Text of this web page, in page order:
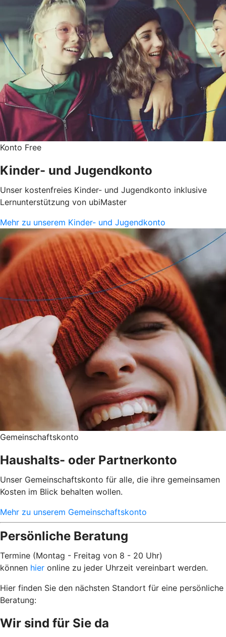
Konto Free
Kinder- und Jugendkonto
Unser kostenfreies Kinder- und Jugendkonto inklusive
Lernunterstützung von ubiMaster
Mehr zu unserem Kinder- und Jugendkonto
Gemeinschaftskonto
Haushalts- oder Partnerkonto
Unser Gemeinschaftskonto für alle, die ihre gemeinsamen
Kosten im Blick behalten wollen.
Mehr zu unserem Gemeinschaftskonto
Persönliche Beratung
Termine (Montag - Freitag von 8 - 20 Uhr)
können hier online zu jeder Uhrzeit vereinbart werden.
Hier finden Sie den nächsten Standort für eine persönliche
Beratung:
Wir sind für Sie da